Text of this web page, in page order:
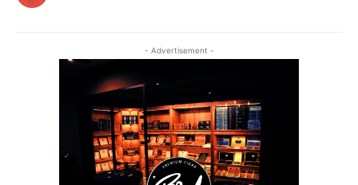
- Advertisement -